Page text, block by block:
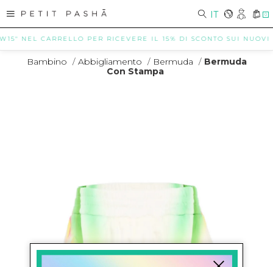
IT 0
NEL CARRELLO PER RICEVERE IL 15% DI SCONTO SUI NUOVI
Bambino / Abbigliamento / Bermuda / Bermuda
Con Stampa